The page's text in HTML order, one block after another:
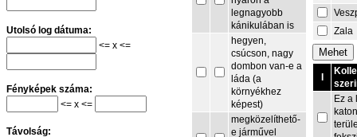
Utolsó log dátuma:
<= x <=
Fényképek száma:
<= x <=
Távolság:
legnagyobb
kánikulában is
hegyen,
csúcson, nagy
dombon van-e a
láda (a
környékhez
képest)
megközelíthető-
e járművel
Zala
Ez a